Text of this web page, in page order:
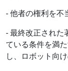
- 他者の権利を不
- 最終改正された
ている条件を満
し、ロボット向